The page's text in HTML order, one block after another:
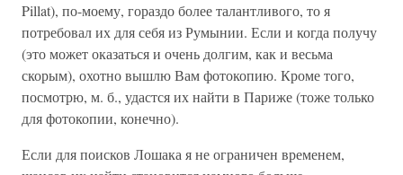
Pillat), по-моему, гораздо более талантливого, то я
потребовал их для себя из Румынии. Если и когда получу
(это может оказаться и очень долгим, как и весьма
скорым), охотно вышлю Вам фотокопию. Кроме того,
посмотрю, м. б., удастся их найти в Париже (тоже только
для фотокопии, конечно).
Если для поисков Лошака я не ограничен временем,